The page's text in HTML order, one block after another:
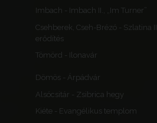
Imbach - Imbach II., „Im Turner”
Csehberek, Cseh-Brézó - Szlatina II.
erődítés
Tömörd - Ilonavár
Dömös - Árpádvár
Alsócsitár - Zsibrica hegy
Kiéte - Evangélikus templom